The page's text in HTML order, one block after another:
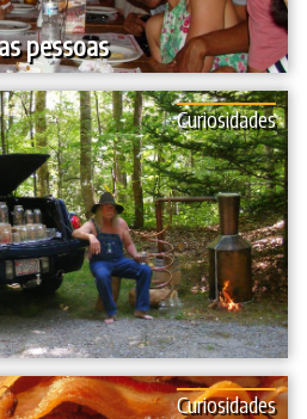
pessoas
Curiosidades
Curiosidades